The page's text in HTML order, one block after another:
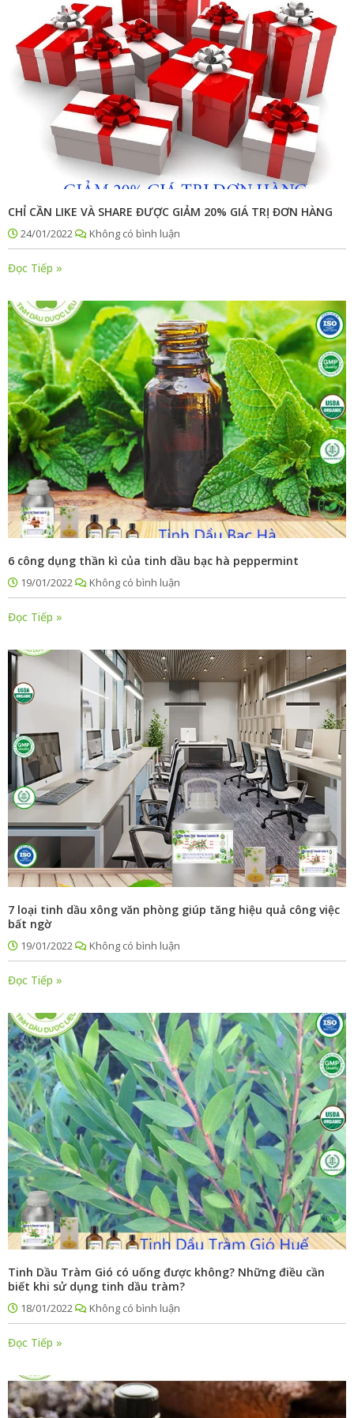
CHỈ CẦN LIKE VÀ SHARE ĐƯỢC GIẢM 20% GIÁ TRỊ ĐƠN HÀNG
24/01/2022 Không có bình luận
Đọc Tiếp »
6 công dụng thần kì của tinh dầu bạc hà peppermint
19/01/2022 Không có bình luận
Đọc Tiếp »
7 loại tinh dầu xông văn phòng giúp tăng hiệu quả công việc
bất ngờ
19/01/2022 Không có bình luận
Đọc Tiếp »
Tinh Dầu Tràm Gió có uống được không? Những điều cần
biết khi sử dụng tinh dầu tràm?
18/01/2022 Không có bình luận
Đọc Tiếp »